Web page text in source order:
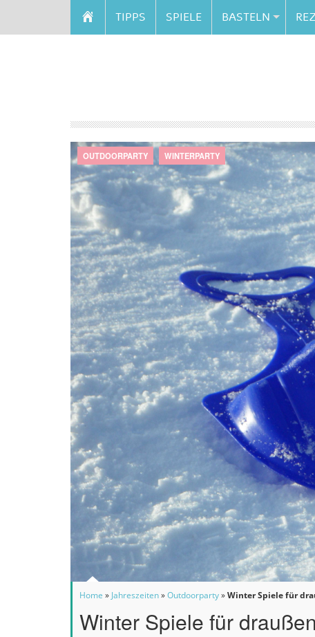
TIPPS SPIELE BASTELN
OUTDOORPARTY WINTERPARTY
Home » Jahreszeiten»Outdoorparty»Winter Spiele für
Winter Spiele für draußen